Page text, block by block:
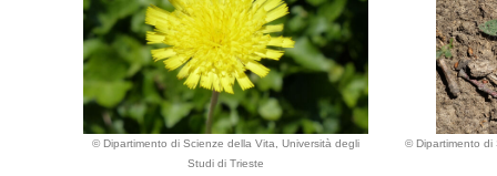
© Dipartimento di Scienze della Vita, Università degli
Studi di Trieste
© Dipartimento di